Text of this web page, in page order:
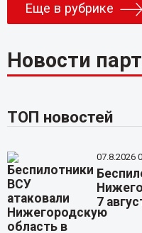
Еще в рубрике
Новости
ТОП новостей
07.8.2026
7